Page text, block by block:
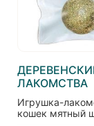
ЛАКОМСТВА
Игрушка-
кошек мятный